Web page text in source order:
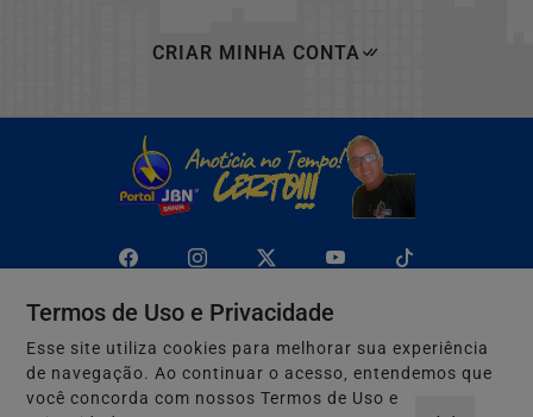
CRIAR MINHA CONTA
Navegue
Início
Politica
Termos de Uso e Privacidade
Esse site utiliza cookies para melhorar sua experiência
de navegação. Ao continuar o acesso, entendemos que
você concorda com nossos Termos de Uso e